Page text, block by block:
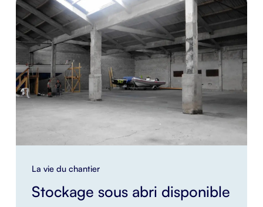
La vie du chantier
Stockage sous abri disponible